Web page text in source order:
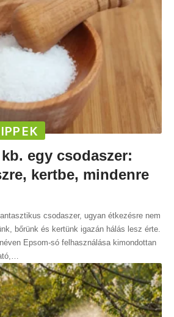
egy csodaszer:
kertbe, mindenre
csodaszer, ugyan étkezésre nem
bőrünk és kertünk igazán hálás lesz érte.
Epsom-só felhasználása kimondottan